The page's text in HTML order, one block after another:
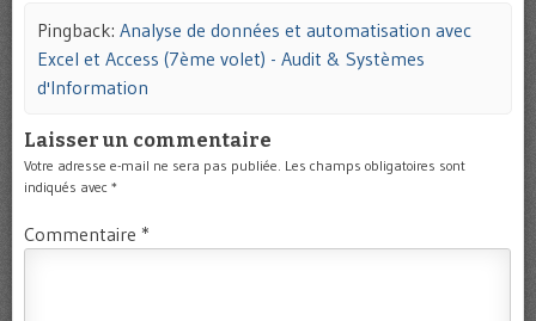
Pingback: Analyse de données et automatisation avec
Excel et Access (7ème volet) - Audit & Systèmes
d'Information
Laisser un commentaire
Votre adresse e-mail ne sera pas publiée. Les champs obligatoires sont
indiqués avec *
Commentaire *